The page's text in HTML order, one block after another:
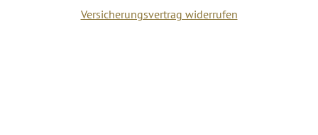
Versicherungsvertrag widerrufen